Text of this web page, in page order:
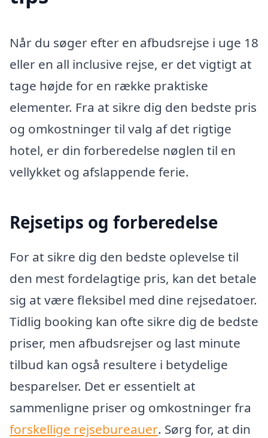
Når du søger efter en afbudsrejse i uge 18
eller en all inclusive rejse, er det vigtigt at
tage højde for en række praktiske
elementer. Fra at sikre dig den bedste pris
og omkostninger til valg af det rigtige
hotel, er din forberedelse nøglen til en
vellykket og afslappende ferie.
Rejsetips og forberedelse
For at sikre dig den bedste oplevelse til
den mest fordelagtige pris, kan det betale
sig at være fleksibel med dine rejsedatoer.
Tidlig booking kan ofte sikre dig de bedste
priser, men afbudsrejser og last minute
tilbud kan også resultere i betydelige
besparelser. Det er essentielt at
sammenligne priser og omkostninger fra
forskellige rejsebureauer. Sørg for, at din